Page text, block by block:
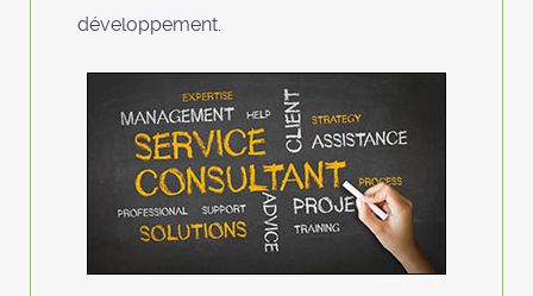
développement.